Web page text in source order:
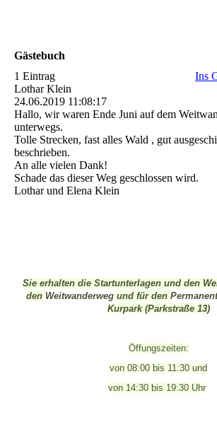
Gästebuch
1 Eintrag
Ins
Lothar Klein
24.06.2019 11:08:17
Hallo, wir waren Ende Juni auf dem
unterwegs.
Tolle Strecken, fast alles Wald , gut
beschrieben.
An alle vielen Dank!
Schade das dieser Weg geschlossen wird.
Lothar und Elena Klein
Sie erhalten die Startunterlagen und den
den Weitwanderweg und für den
Kurpark (Parkstraße 13)
Öffungszeiten:
von 08:00 bis 11:30 und
von 14:30 bis 19:30 Uhr